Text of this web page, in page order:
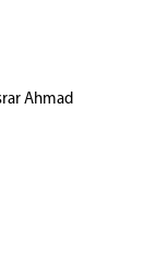
Ahmad